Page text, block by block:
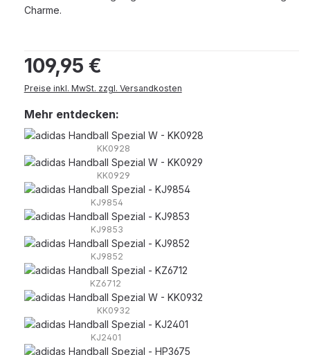
Charme.
Regulärer Preis:
109,95 €
Preise inkl. MwSt. zzgl. Versandkosten
Mehr entdecken:
KK0928
KK0929
KJ9854
KJ9853
KJ9852
KZ6712
KK0932
KJ2401